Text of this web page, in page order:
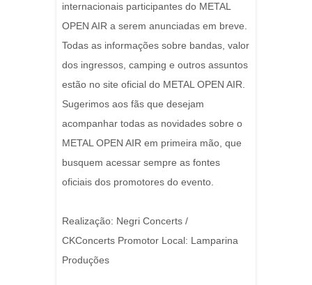
internacionais participantes do METAL
OPEN AIR a serem anunciadas em breve.
Todas as informações sobre bandas, valor
dos ingressos, camping e outros assuntos
estão no site oficial do METAL OPEN AIR.
Sugerimos aos fãs que desejam
acompanhar todas as novidades sobre o
METAL OPEN AIR em primeira mão, que
busquem acessar sempre as fontes
oficiais dos promotores do evento.
Realização: Negri Concerts /
CKConcerts Promotor Local: Lamparina
Produções